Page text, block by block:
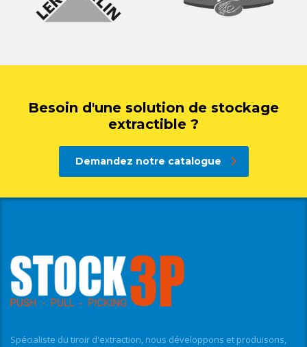
Besoin d'une solution de stockage
extractible ?
Demandez notre catalogue
Spécialiste du tiroir d'extraction, nous développons et produisons,